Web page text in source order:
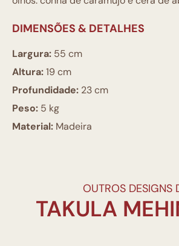
DIMENSÕES & DETALHES
Largura: 55 cm
Altura:19 cm
Profundidade: 23 cm
Peso: 5 kg
Material: Madeira
OUTROS DESIGNS